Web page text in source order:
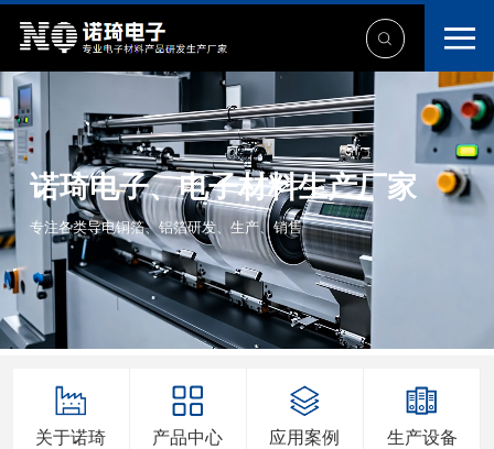
诺琦电子、电子材料生产厂家
专注各类导电铜箔、铝箔研发、生产、销售
关于诺琦 产品中心 应用案例 生产设备